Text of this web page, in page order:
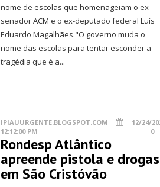
nome de escolas que homenageiam o ex-
senador ACM e o ex-deputado federal Luís
Eduardo Magalhães."O governo muda o
nome das escolas para tentar esconder a
tragédia que é a...
IPIAUURGENTE.BLOGSPOT.COM
12/24/
12:12:00 PM
0
Rondesp Atlântico
apreende pistola e drogas
em São Cristóvão